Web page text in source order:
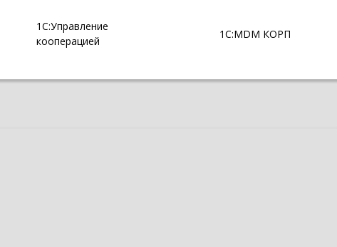
1С:Управление
кооперацией
1С:MDM КОРП